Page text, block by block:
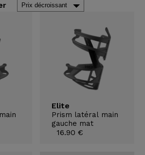
Elite
Prism latéral main
gauche mat
16.90 €